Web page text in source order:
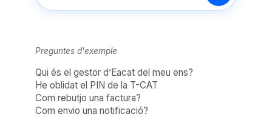
Preguntes d'exemple
Qui és el gestor d’Eacat del meu ens?
He oblidat el PIN de la T-CAT
Com rebutjo una factura?
Com envio una notificació?